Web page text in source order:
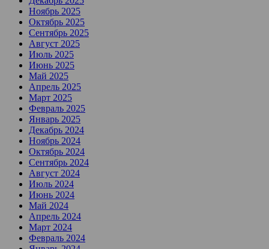
Ноябрь 2025
Октябрь 2025
Сентябрь 2025
Август 2025
Июль 2025
Июнь 2025
Май 2025
Апрель 2025
Март 2025
Февраль 2025
Январь 2025
Декабрь 2024
Ноябрь 2024
Октябрь 2024
Сентябрь 2024
Август 2024
Июль 2024
Июнь 2024
Май 2024
Апрель 2024
Март 2024
Февраль 2024